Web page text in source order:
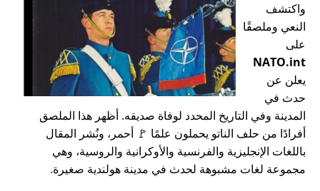
واكتشف
النعي وملصقًا
على
NATO.int
يعلن عن
حدث في
المدينة وفي التاريخ المحدد لوفاة صديقه. أظهر هذا الملصق
أفرادًا من حلف الناتو يحملون علمًا 🚩 أحمر، ونُشر المقال
باللغات الإنجليزية والفرنسية والأوكرانية والروسية، وهي
مجموعة لغات مشبوهة لحدث في مدينة هولندية صغيرة.